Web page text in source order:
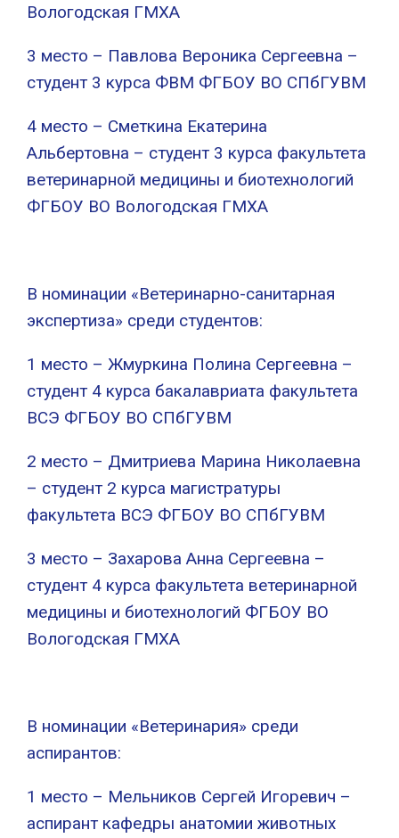
Вологодская ГМХА
3 место – Павлова Вероника Сергеевна –
студент 3 курса ФВМ ФГБОУ ВО СПбГУВМ
4 место – Сметкина Екатерина
Альбертовна – студент 3 курса факультета
ветеринарной медицины и биотехнологий
ФГБОУ ВО Вологодская ГМХА
В номинации «Ветеринарно-санитарная
экспертиза» среди студентов:
1 место – Жмуркина Полина Сергеевна –
студент 4 курса бакалавриата факультета
ВСЭ ФГБОУ ВО СПбГУВМ
2 место – Дмитриева Марина Николаевна
– студент 2 курса магистратуры
факультета ВСЭ ФГБОУ ВО СПбГУВМ
3 место – Захарова Анна Сергеевна –
студент 4 курса факультета ветеринарной
медицины и биотехнологий ФГБОУ ВО
Вологодская ГМХА
В номинации «Ветеринария» среди
аспирантов:
1 место – Мельников Сергей Игоревич –
аспирант кафедры анатомии животных